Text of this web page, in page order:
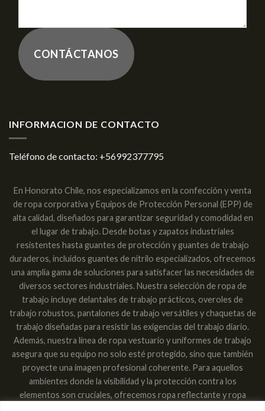
CONTÁCTANOS
INFORMACION DE CONTACTO
Teléfono de contacto: +56992377795
En Honorato Chile, nos especializamos en la confección y venta
de ropa corporativa y Equipos de Protección Personal (EPP) de
alta calidad, diseñados para garantizar seguridad y comodidad en
el lugar de trabajo. Desde botas y zapatos industriales
resistentes hasta guantes de protección y guantes de trabajo
duraderos, incluidos guantes de nitrilo especializados, ofrecemos
una amplia gama de soluciones para satisfacer las necesidades de
diversos sectores industriales. Nuestra selección de ropa de
trabajo incluye delantales de trabajo prácticos, overoles de
trabajo robustos, pantalones de trabajo versátiles y chaquetas de
trabajo diseñadas para resistir las exigencias del trabajo diario.
Además, nuestra línea de ropa vestuario y uniformes de trabajo
asegura que su equipo no solo esté protegido, sino que también
proyecte una imagen profesional coherente. Para aquellos
ambientes donde la visibilidad y la protección contra los
elementos son cruciales, ofrecemos ropa reflectante y ropa